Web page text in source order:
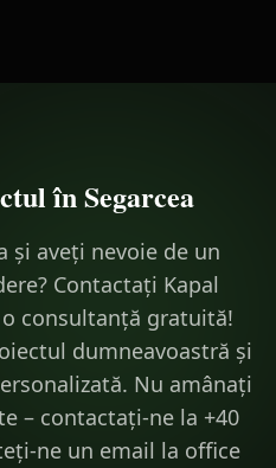
înSegarcea
și aveți nevoie de un
Contactați Kapal
consultanță gratuită!
dumneavoastră și
Nu amânați
– contactați-ne la +40
ne un email la office